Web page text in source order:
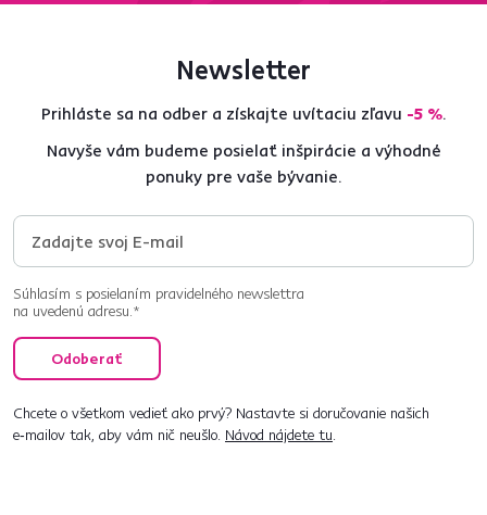
Newsletter
Prihláste sa na odber a získajte uvítaciu zľavu -5 %.
Navyše vám budeme posielať inšpirácie a výhodné
ponuky pre vaše bývanie.
Súhlasím s posielaním pravidelného newslettra
na uvedenú adresu.*
Odoberať
Chcete o všetkom vedieť ako prvý? Nastavte si doručovanie našich
e‑mailov tak, aby vám nič neušlo. Návod nájdete tu.